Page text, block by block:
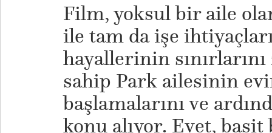
Film, yoksul bir aile
ile tam da işe
hayallerinin
sahip Park ailesinin
başlamalarını ve
konu alıyor. Evet,